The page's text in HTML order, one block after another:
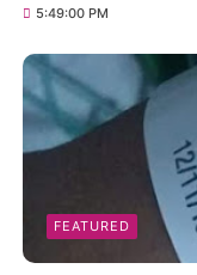
5:49:00 PM
FEATURED